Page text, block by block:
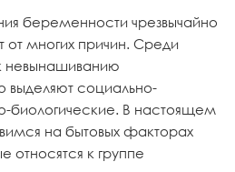
беременности чрезвычайно
от многих причин. Среди
невынашиванию
выделяют социально-
биологические. В настоящем
на бытовых факторах
относятся к группе